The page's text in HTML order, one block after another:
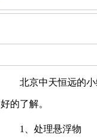
北京中天恒远的小
好的了解。
1、处理悬浮物